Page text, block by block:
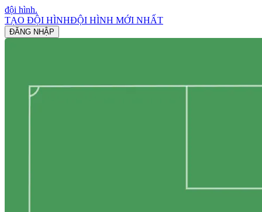
đội hình.
TẠO ĐỘI HÌNHĐỘI HÌNH MỚI NHẤT
ĐĂNG NHẬP